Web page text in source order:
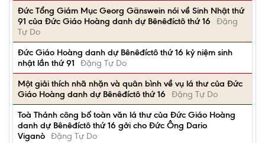
Đức Tổng Giám Mục Georg Gänswein nói về Sinh Nhật thứ
91 của Đức Giáo Hoàng danh dự Bênêđíctô thứ 16
Đặng
Tự Do
Đức Giáo Hoàng danh dự Bênêđíctô thứ 16 kỷ niệm sinh
nhật lần thứ 91
Đặng Tự Do
Một giải thích nhã nhặn và quân bình về vụ lá thư của Đức
Giáo Hoàng danh dự Bênêđíctô thứ 16
Đặng Tự Do
Toà Thánh công bố toàn văn lá thư của Đức Giáo Hoàng
danh dự Bênêđíctô thứ 16 gởi cho Đức Ông Dario
Viganò Đặng Tự Do